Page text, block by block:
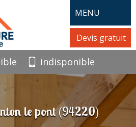
MENU
Devis gratuit
indisponible
le pont (94220)